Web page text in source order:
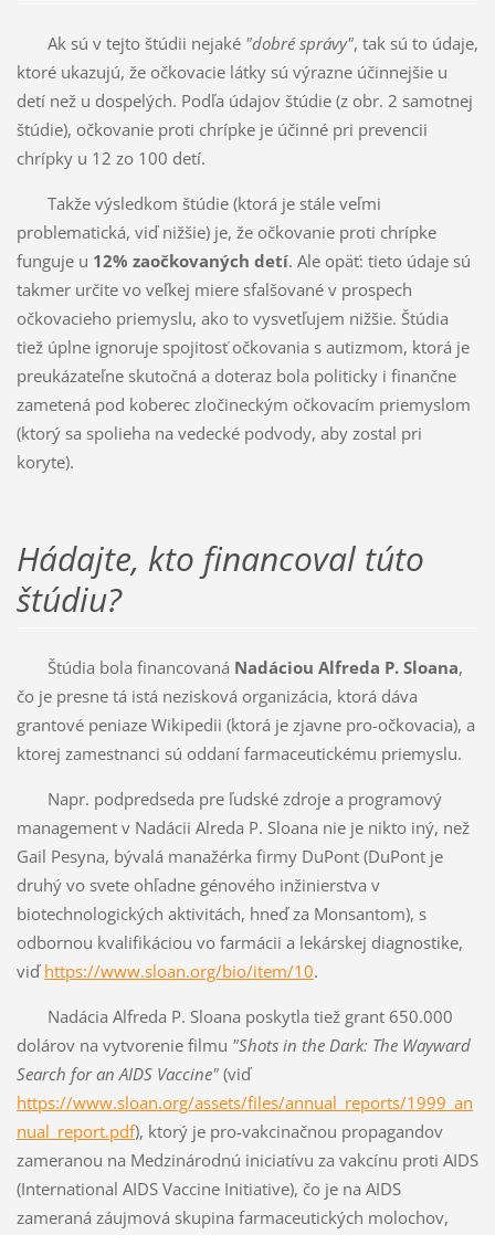
Ak sú v tejto štúdii nejaké "dobré správy", tak sú to údaje,
ktoré ukazujú, že očkovacie látky sú výrazne účinnejšie u
detí než u dospelých. Podľa údajov štúdie (z obr. 2 samotnej
štúdie), očkovanie proti chrípke je účinné pri prevencii
chrípky u 12 zo 100 detí.
Takže výsledkom štúdie (ktorá je stále veľmi
problematická, viď nižšie) je, že očkovanie proti chrípke
funguje u 12% zaočkovaných detí. Ale opäť: tieto údaje sú
takmer určite vo veľkej miere sfalšované v prospech
očkovacieho priemyslu, ako to vysvetľujem nižšie. Štúdia
tiež úplne ignoruje spojitosť očkovania s autizmom, ktorá je
preukázateľne skutočná a doteraz bola politicky i finančne
zametená pod koberec zločineckým očkovacím priemyslom
(ktorý sa spolieha na vedecké podvody, aby zostal pri
koryte).
Hádajte, kto financoval túto
štúdiu?
Štúdia bola financovaná Nadáciou Alfreda P. Sloana,
čo je presne tá istá nezisková organizácia, ktorá dáva
grantové peniaze Wikipedii (ktorá je zjavne pro-očkovacia), a
ktorej zamestnanci sú oddaní farmaceutickému priemyslu.
Napr. podpredseda pre ľudské zdroje a programový
management v Nadácii Alreda P. Sloana nie je nikto iný, než
Gail Pesyna, bývalá manažérka firmy DuPont (DuPont je
druhý vo svete ohľadne génového inžinierstva v
biotechnologických aktivitách, hneď za Monsantom), s
odbornou kvalifikáciou vo farmácii a lekárskej diagnostike,
viď https://www.sloan.org/bio/item/10.
Nadácia Alfreda P. Sloana poskytla tiež grant 650.000
dolárov na vytvorenie filmu "Shots in the Dark: The Wayward
Search for an AIDS Vaccine"(viď
https://www.sloan.org/assets/files/annual_reports/1999_an
nual_report.pdf), ktorý je pro-vakcinačnou propagandov
zameranou na Medzinárodnú iniciatívu za vakcínu proti AIDS
(International AIDS Vaccine Initiative), čo je na AIDS
zameraná záujmová skupina farmaceutických molochov,